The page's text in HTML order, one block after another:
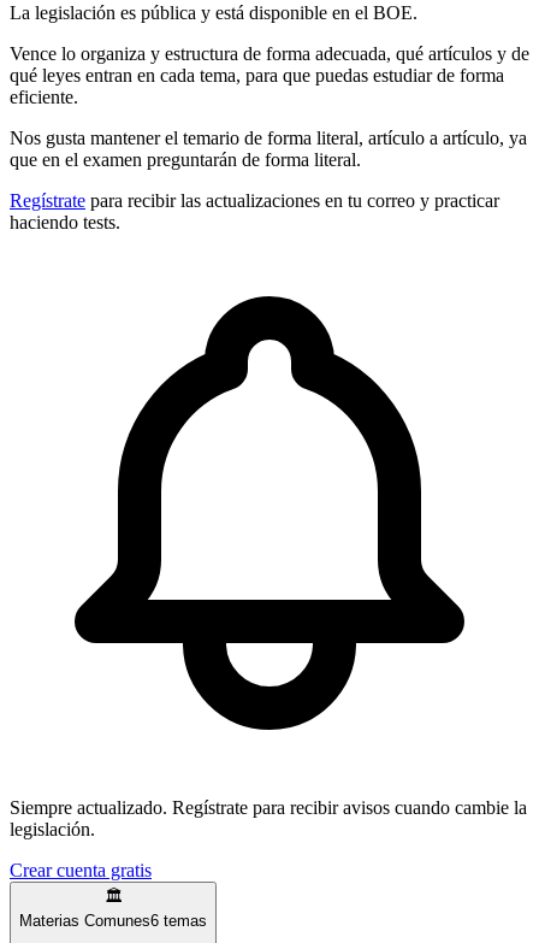
La legislación es pública y está disponible en el BOE.
Vence lo organiza y estructura de forma adecuada, qué artículos y de
qué leyes entran en cada tema, para que puedas estudiar de forma
eficiente.
Nos gusta mantener el temario de forma literal, artículo a artículo, ya
que en el examen preguntarán de forma literal.
Regístrate para recibir las actualizaciones en tu correo y practicar
haciendo tests.
Siempre actualizado. Regístrate para recibir avisos cuando cambie la
legislación.
Crear cuenta gratis
🏛️
Materias Comunes6 temas